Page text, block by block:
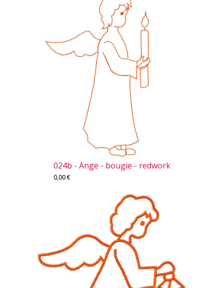
024b - Ange - bougie - redwork
0,00€